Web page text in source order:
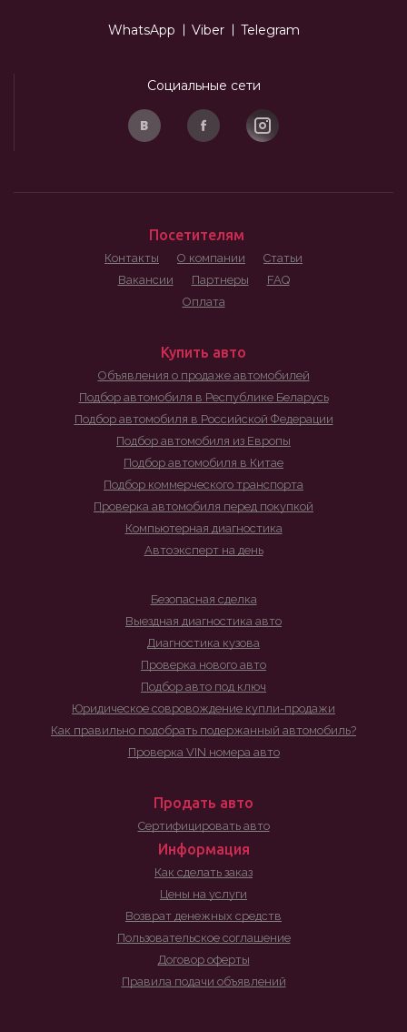
WhatsApp Viber Telegram
Социальные сети
Посетителям
Контакты О компании
Статьи
Вакансии
Партнеры
FAQ
Оплата
Купить авто
Объявления о продаже автомобилей
Подбор автомобиля в Республике Беларусь
Подбор автомобиля в Российской Федерации
Подбор автомобиля из Европы
Подбор автомобиля в Китае
Подбор коммерческого транспорта
Проверка автомобиля перед покупкой
Компьютерная диагностика
Автоэксперт на день
Безопасная сделка
Выездная диагностика авто
Диагностика кузова
Проверка нового авто
Подбор авто под ключ
Юридическое совровождение купли-продажи
Как правильно подобрать подержанный автомобиль?
Проверка VIN номера авто
Продать авто
Сертифицировать авто
Информация
Как сделать заказ
Цены на услуги
Возврат денежных средств
Пользовательское соглашение
Договор оферты
Правила подачи объявлений